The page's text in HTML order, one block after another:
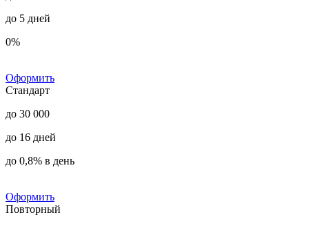
до 5 дней
0%
Оформить
Стандарт
до 30 000
до 16 дней
до 0,8% в день
Оформить
Повторный